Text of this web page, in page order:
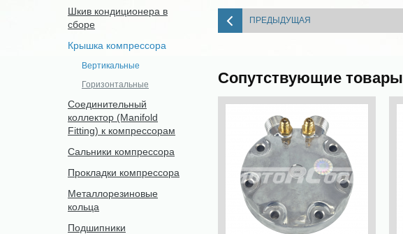
ПРЕДЫДУЩАЯ
Сопутствующие товары
Шкив кондиционера в
сборе
Крышка компрессора
Вертикальные
Горизонтальные
Соединительный
коллектор (Manifold
Fitting) к компрессорам
Сальники компрессора
Прокладки компрессора
Металлорезиновые
кольца
Подшипники